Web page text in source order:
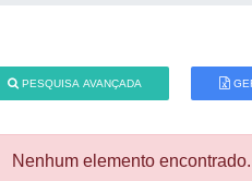
PESQUISA AVANÇADA
Nenhum elemento encontrado.